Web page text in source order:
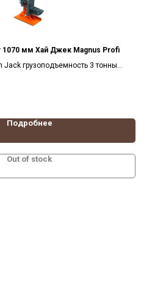
1070 мм Хай Джек Magnus Profi
Jack грузоподъемность 3 тонны
Подробнее
Out of stock